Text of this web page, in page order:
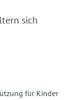
sich
für Kinder